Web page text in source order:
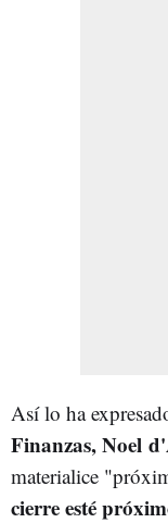
Así lo ha
Finanzas, Noel
materialice
cierre esté